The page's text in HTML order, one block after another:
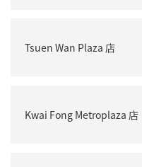
Tsuen Wan Plaza 店
Kwai Fong Metroplaza 店